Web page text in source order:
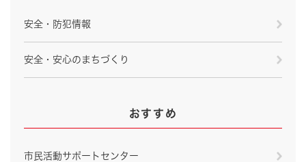
安全・防犯情報
安全・安心のまちづくり
おすすめ
市民活動サポートセンター